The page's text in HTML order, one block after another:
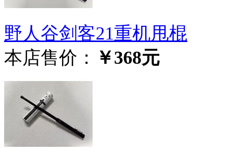
野人谷剑客21重机甩棍
本店售价： ￥368元